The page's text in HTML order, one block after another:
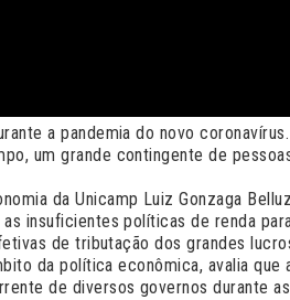
a pandemia do novo
um grande contingente de
da Unicamp Luiz Gonzaga
insuficientes políticas de renda
de tributação dos grandes
da política econômica, avalia
de diversos governos durante